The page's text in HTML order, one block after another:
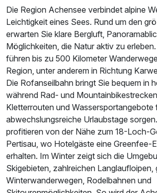
Die Region Achensee verbindet alpine
Leichtigkeit eines Sees. Rund um den
erwarten Sie klare Bergluft,
Möglichkeiten, die Natur aktiv zu
führen bis zu 500 Kilometer
Region, unter anderem in Richtung
Die Rofanseilbahn bringt Sie bequem in
während Rad- und
Kletterrouten und Wassersportangebote
abwechslungsreiche Urlaubstage
profitieren von der Nähe zum 18-Loch-
Pertisau, wo Hotelgäste eine Greenfee-
erhalten. Im Winter zeigt sich die
Skigebieten, zahlreichen Langlaufloipen,
Winterwanderwegen, Rodelbahnen und